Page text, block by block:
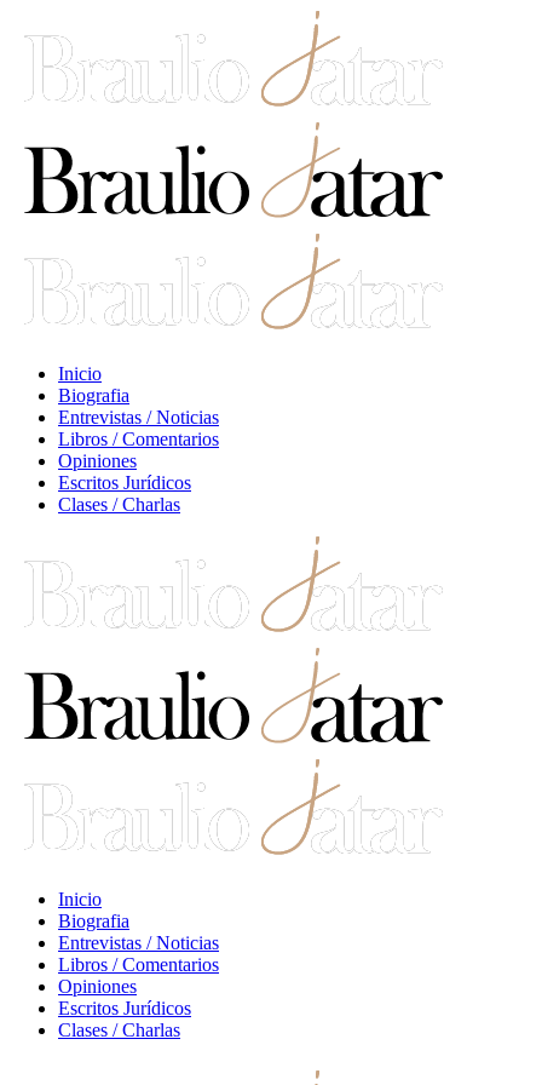
Inicio
Biografia
Entrevistas / Noticias
Libros / Comentarios
Opiniones
Escritos Jurídicos
Clases / Charlas
Inicio
Biografia
Entrevistas / Noticias
Libros / Comentarios
Opiniones
Escritos Jurídicos
Clases / Charlas